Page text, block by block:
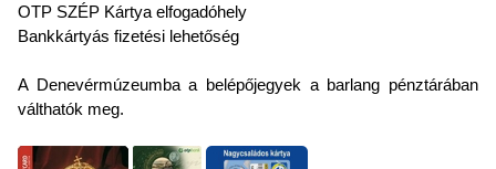
OTP SZÉP Kártya elfogadóhely
Bankkártyás fizetési lehetőség
A Denevérmúzeumba a belépőjegyek a barlang pénztárában
válthatók meg.